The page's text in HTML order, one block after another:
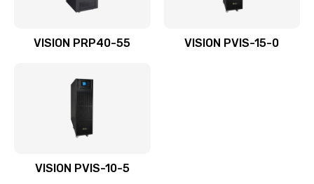
VISION PRP40-55 VISION PVIS-15-0
VISION PVIS-10-5